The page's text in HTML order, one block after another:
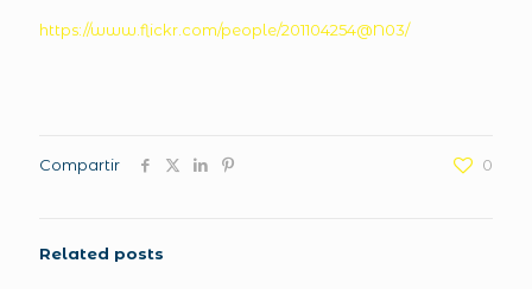
https://www.flickr.com/people/201104254@N03/
Compartir 0
Related posts